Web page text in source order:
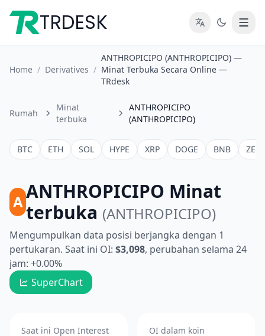
TRDESK
Home / Derivatives /
ANTHROPICIPO (ANTHROPICIPO) —
Minat Terbuka Secara Online —
TRdesk
Rumah
Minat
terbuka
ANTHROPICIPO
(ANTHROPICIPO)
BTC ETH SOL HYPE XRP DOGE BNB ZEC
AANTHROPICIPO Minat
terbuka (ANTHROPICIPO)
Mengumpulkan data posisi berjangka dengan 1
pertukaran. Saat ini OI: $3,098, perubahan selama 24
jam: +0.00%
SuperChart
Saat ini Open Interest OI dalam koin